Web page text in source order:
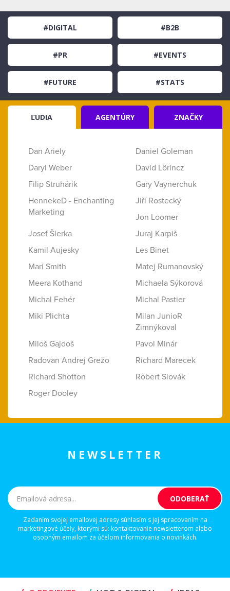
#DIGITAL #B2B
#PR #EVENTS
#FUTURE #STATS
ĽUDIA AGENTÚRY ZNAČKY
Dan Ariely
Daniel Goleman
Daryl Weber
David Lörincz
Filip Struhárik
Gary Vaynerchuk
HennekeD - Enchanting
Marketing
Jiří Rostecký
Jon Loomer
Josef Šlerka
Juraj Karpiš
Kamil Aujesky
Les Binet
Mari Smith
Matej Rumanovský
Meera Kothand
Michaela Sýkorová
Michal Fehér
Michal Pastier
Miki Plichta
Milan JunioR
Zimnýkoval
Miloš Gajdoš
Pavol Minár
Radovan Andrej Grežo
Richard Marecek
Richard Shotton
Róbert Slovák
Roger Dooley
NEWSLETTER
Zadaním svojej emailovej adresy súhlasím s jej spracovaním na
marketingové účely, ktorými sú: kontaktovanie newsletterom alebo
osobným emailom za účelom informovania o novinkách.